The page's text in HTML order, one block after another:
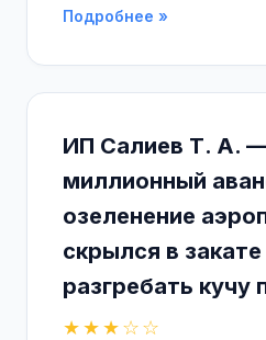
Подробнее »
ИП Салиев Т. А.
миллионный
озеленение
скрылся в
разгребать кучу
★★★☆☆